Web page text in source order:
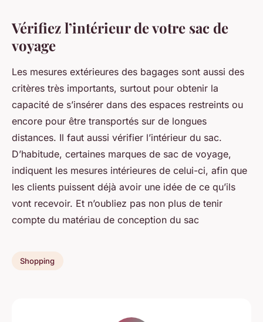
Vérifiez l’intérieur de votre sac de
voyage
Les mesures extérieures des bagages sont aussi des
critères très importants, surtout pour obtenir la
capacité de s’insérer dans des espaces restreints ou
encore pour être transportés sur de longues
distances. Il faut aussi vérifier l’intérieur du sac.
D’habitude, certaines marques de sac de voyage,
indiquent les mesures intérieures de celui-ci, afin que
les clients puissent déjà avoir une idée de ce qu’ils
vont recevoir. Et n’oubliez pas non plus de tenir
compte du matériau de conception du sac
Shopping